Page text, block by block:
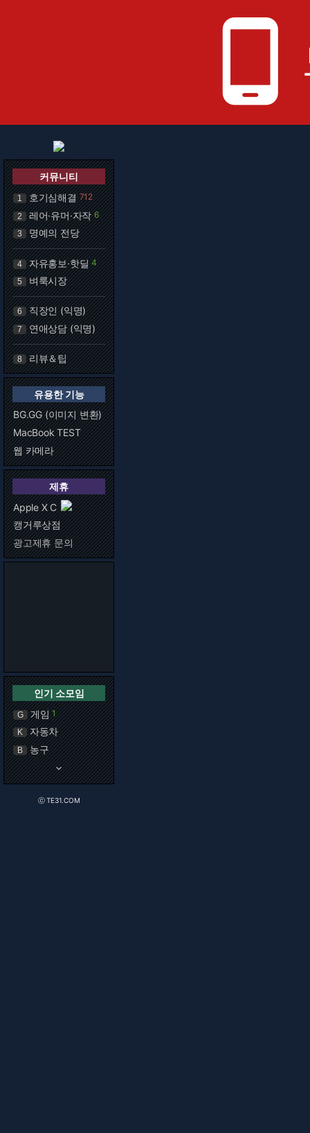
phone_android
커뮤니티
1 호기심해결 712
2 레어·유머·자작 6
3 명예의 전당
4 자유홍보·핫딜 4
5 벼룩시장
6 직장인 (익명)
7 연애상담 (익명)
8 리뷰＆팁
유용한 기능
BG.GG (이미지 변환)
MacBook TEST
웹 카메라
제휴
Apple X C
캥거루상점
광고제휴 문의
인기 소모임
G 게임 1
K 자동차
B 농구
keyboard_arrow_down
ⓒ TE31.COM